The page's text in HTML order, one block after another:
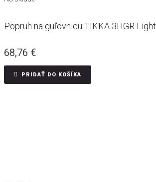
Popruh na guľovnicu TIKKA 3HGR
68,76 €
PRIDAŤ DO KOŠÍKA